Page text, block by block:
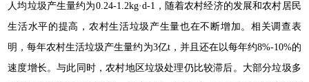
人均垃圾产生量约为0.24-1.2kg·d-1，随着农村经济的发展和农村居民
生活水平的提高，农村生活垃圾产生量也在不断增加。相关调查表
明，每年农村生活垃圾产生量约为3亿t，并且还在以每年约8%-10%的
速度增长。与此同时，农村地区垃圾处理仍比较滞后。大部分垃圾多